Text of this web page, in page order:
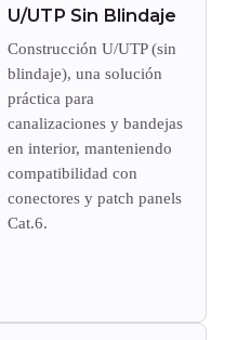
U/UTP Sin Blindaje
Construcción U/UTP (sin
blindaje), una solución
práctica para
canalizaciones y bandejas
en interior, manteniendo
compatibilidad con
conectores y patch panels
Cat.6.